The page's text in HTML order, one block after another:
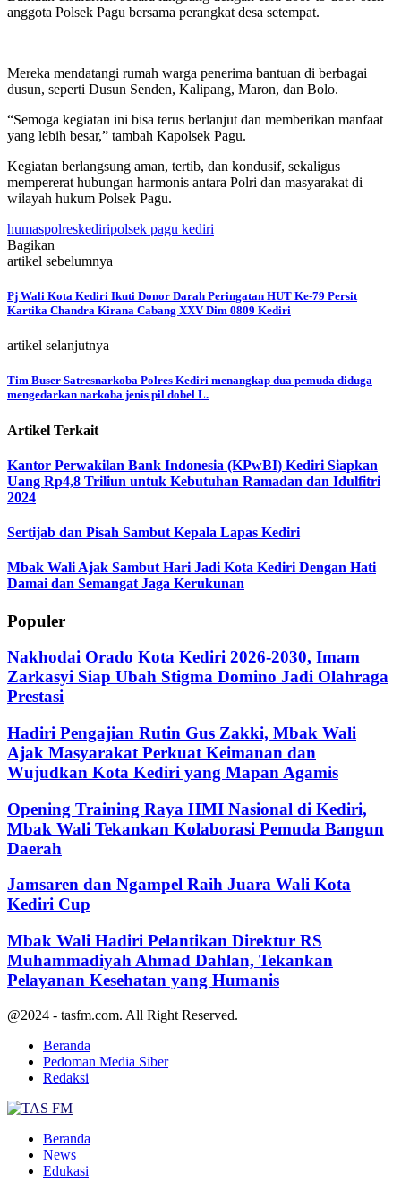
anggota Polsek Pagu bersama perangkat desa setempat.
Mereka mendatangi rumah warga penerima bantuan di berbagai
dusun, seperti Dusun Senden, Kalipang, Maron, dan Bolo.
“Semoga kegiatan ini bisa terus berlanjut dan memberikan manfaat
yang lebih besar,” tambah Kapolsek Pagu.
Kegiatan berlangsung aman, tertib, dan kondusif, sekaligus
mempererat hubungan harmonis antara Polri dan masyarakat di
wilayah hukum Polsek Pagu.
humaspolreskediripolsek pagu kediri
Bagikan
artikel sebelumnya
Pj Wali Kota Kediri Ikuti Donor Darah Peringatan HUT Ke-79 Persit
Kartika Chandra Kirana Cabang XXV Dim 0809 Kediri
artikel selanjutnya
Tim Buser Satresnarkoba Polres Kediri menangkap dua pemuda diduga
mengedarkan narkoba jenis pil dobel L.
Artikel Terkait
Kantor Perwakilan Bank Indonesia (KPwBI) Kediri Siapkan
Uang Rp4,8 Triliun untuk Kebutuhan Ramadan dan Idulfitri
2024
Sertijab dan Pisah Sambut Kepala Lapas Kediri
Mbak Wali Ajak Sambut Hari Jadi Kota Kediri Dengan Hati
Damai dan Semangat Jaga Kerukunan
Populer
Nakhodai Orado Kota Kediri 2026-2030, Imam
Zarkasyi Siap Ubah Stigma Domino Jadi Olahraga
Prestasi
Hadiri Pengajian Rutin Gus Zakki, Mbak Wali
Ajak Masyarakat Perkuat Keimanan dan
Wujudkan Kota Kediri yang Mapan Agamis
Opening Training Raya HMI Nasional di Kediri,
Mbak Wali Tekankan Kolaborasi Pemuda Bangun
Daerah
Jamsaren dan Ngampel Raih Juara Wali Kota
Kediri Cup
Mbak Wali Hadiri Pelantikan Direktur RS
Muhammadiyah Ahmad Dahlan, Tekankan
Pelayanan Kesehatan yang Humanis
@2024 - tasfm.com. All Right Reserved.
Beranda
Pedoman Media Siber
Redaksi
Beranda
News
Edukasi